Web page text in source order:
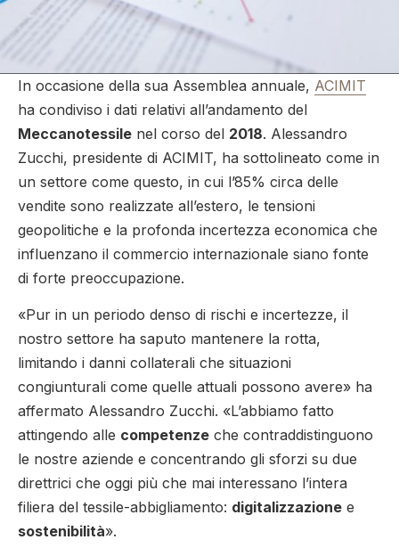
In occasione della sua Assemblea annuale, ACIMIT
ha condiviso i dati relativi all’andamento del
Meccanotessile nel corso del 2018. Alessandro
Zucchi, presidente di ACIMIT, ha sottolineato come in
un settore come questo, in cui l’85% circa delle
vendite sono realizzate all’estero, le tensioni
geopolitiche e la profonda incertezza economica che
influenzano il commercio internazionale siano fonte
di forte preoccupazione.
«Pur in un periodo denso di rischi e incertezze, il
nostro settore ha saputo mantenere la rotta,
limitando i danni collaterali che situazioni
congiunturali come quelle attuali possono avere» ha
affermato Alessandro Zucchi. «L’abbiamo fatto
attingendo alle competenze che contraddistinguono
le nostre aziende e concentrando gli sforzi su due
direttrici che oggi più che mai interessano l’intera
filiera del tessile-abbigliamento: digitalizzazione e
sostenibilità».